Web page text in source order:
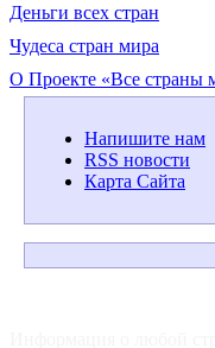
Деньги всех стран
Чудеса стран мира
О Проекте «Все страны
Напишите нам
RSS новости
Карта Сайта